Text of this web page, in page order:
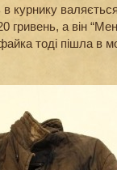
курнику
гривень, а він
тоді пішла в